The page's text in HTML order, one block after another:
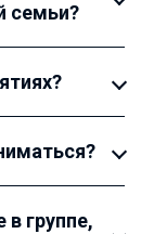
семьи?
в группе,